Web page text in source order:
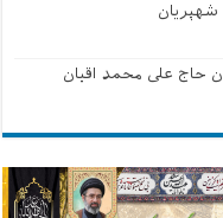
حاج علی محمد اقیان